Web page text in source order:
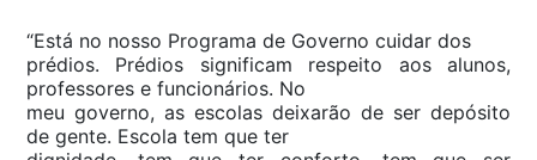
“Está no nosso Programa de Governo cuidar dos
prédios. Prédios significam respeito aos alunos,
professores e funcionários. No
meu governo, as escolas deixarão de ser depósito
de gente. Escola tem que ter